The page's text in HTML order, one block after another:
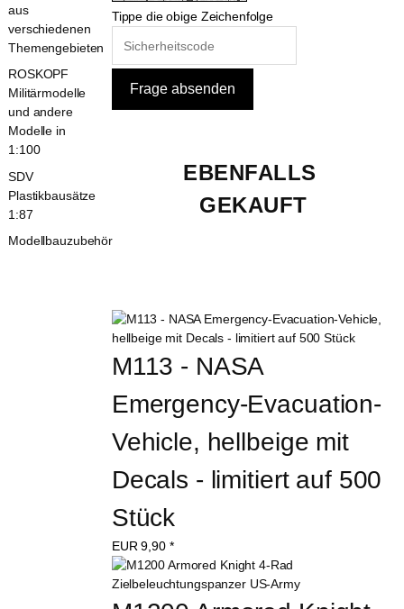
Tippe die obige Zeichenfolge
EBENFALLS
GEKAUFT
M113 - NASA
Emergency-Evacuation-
Vehicle, hellbeige mit
Decals - limitiert auf 500
Stück
EUR 9,90 *
aus
verschiedenen
Themengebieten
ROSKOPF
Militärmodelle
und andere
Modelle in
1:100
SDV
Plastikbausätze
1:87
Modellbauzubehör